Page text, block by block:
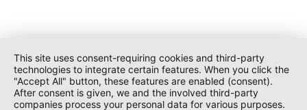
This site uses consent-requiring cookies and third-party
technologies to integrate certain features. When you click the
"Accept All" button, these features are enabled (consent).
After consent is given, we and the involved third-party
companies process your personal data for various purposes.